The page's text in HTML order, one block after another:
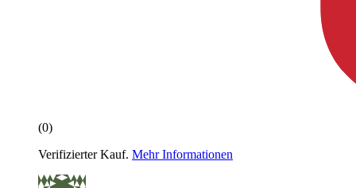
(0)
Verifizierter Kauf. Mehr Informationen